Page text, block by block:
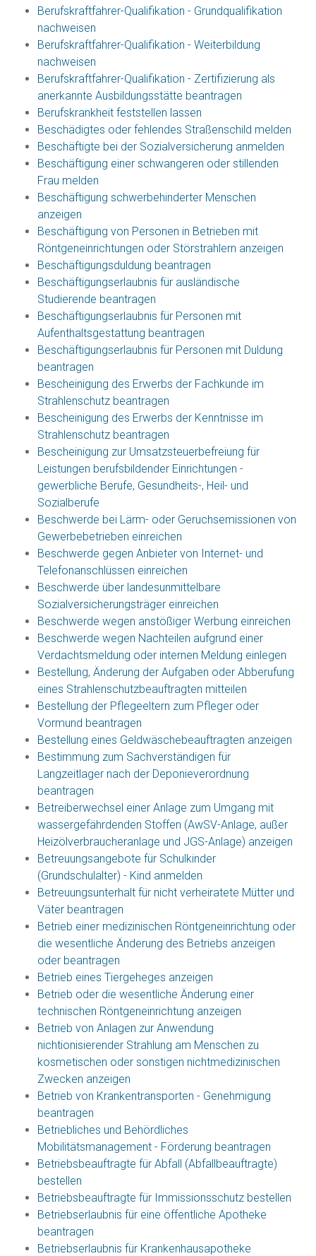
Berufskraftfahrer-Qualifikation - Grundqualifikation
nachweisen
Berufskraftfahrer-Qualifikation - Weiterbildung
nachweisen
Berufskraftfahrer-Qualifikation - Zertifizierung als
anerkannte Ausbildungsstätte beantragen
Berufskrankheit feststellen lassen
Beschädigtes oder fehlendes Straßenschild melden
Beschäftigte bei der Sozialversicherung anmelden
Beschäftigung einer schwangeren oder stillenden
Frau melden
Beschäftigung schwerbehinderter Menschen
anzeigen
Beschäftigung von Personen in Betrieben mit
Röntgeneinrichtungen oder Störstrahlern anzeigen
Beschäftigungsduldung beantragen
Beschäftigungserlaubnis für ausländische
Studierende beantragen
Beschäftigungserlaubnis für Personen mit
Aufenthaltsgestattung beantragen
Beschäftigungserlaubnis für Personen mit Duldung
beantragen
Bescheinigung des Erwerbs der Fachkunde im
Strahlenschutz beantragen
Bescheinigung des Erwerbs der Kenntnisse im
Strahlenschutz beantragen
Bescheinigung zur Umsatzsteuerbefreiung für
Leistungen berufsbildender Einrichtungen -
gewerbliche Berufe, Gesundheits-, Heil- und
Sozialberufe
Beschwerde bei Lärm- oder Geruchsemissionen von
Gewerbebetrieben einreichen
Beschwerde gegen Anbieter von Internet- und
Telefonanschlüssen einreichen
Beschwerde über landesunmittelbare
Sozialversicherungsträger einreichen
Beschwerde wegen anstößiger Werbung einreichen
Beschwerde wegen Nachteilen aufgrund einer
Verdachtsmeldung oder internen Meldung einlegen
Bestellung, Änderung der Aufgaben oder Abberufung
eines Strahlenschutzbeauftragten mitteilen
Bestellung der Pflegeeltern zum Pfleger oder
Vormund beantragen
Bestellung eines Geldwäschebeauftragten anzeigen
Bestimmung zum Sachverständigen für
Langzeitlager nach der Deponieverordnung
beantragen
Betreiberwechsel einer Anlage zum Umgang mit
wassergefährdenden Stoffen (AwSV-Anlage, außer
Heizölverbraucheranlage und JGS-Anlage) anzeigen
Betreuungsangebote für Schulkinder
(Grundschulalter) - Kind anmelden
Betreuungsunterhalt für nicht verheiratete Mütter und
Väter beantragen
Betrieb einer medizinischen Röntgeneinrichtung oder
die wesentliche Änderung des Betriebs anzeigen
oder beantragen
Betrieb eines Tiergeheges anzeigen
Betrieb oder die wesentliche Änderung einer
technischen Röntgeneinrichtung anzeigen
Betrieb von Anlagen zur Anwendung
nichtionisierender Strahlung am Menschen zu
kosmetischen oder sonstigen nichtmedizinischen
Zwecken anzeigen
Betrieb von Krankentransporten - Genehmigung
beantragen
Betriebliches und Behördliches
Mobilitätsmanagement - Förderung beantragen
Betriebsbeauftragte für Abfall (Abfallbeauftragte)
bestellen
Betriebsbeauftragte für Immissionsschutz bestellen
Betriebserlaubnis für eine öffentliche Apotheke
beantragen
Betriebserlaubnis für Krankenhausapotheke